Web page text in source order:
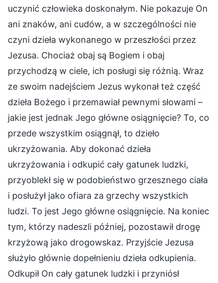
uczynić człowieka doskonałym. Nie pokazuje On
ani znaków, ani cudów, a w szczególności nie
czyni dzieła wykonanego w przeszłości przez
Jezusa. Chociaż obaj są Bogiem i obaj
przychodzą w ciele, ich posługi się różnią. Wraz
ze swoim nadejściem Jezus wykonał też część
dzieła Bożego i przemawiał pewnymi słowami –
jakie jest jednak Jego główne osiągnięcie? To, co
przede wszystkim osiągnął, to dzieło
ukrzyżowania. Aby dokonać dzieła
ukrzyżowania i odkupić cały gatunek ludzki,
przyoblekł się w podobieństwo grzesznego ciała
i posłużył jako ofiara za grzechy wszystkich
ludzi. To jest Jego główne osiągnięcie. Na koniec
tym, którzy nadeszli później, pozostawił drogę
krzyżową jako drogowskaz. Przyjście Jezusa
służyło głównie dopełnieniu dzieła odkupienia.
Odkupił On cały gatunek ludzki i przyniósł